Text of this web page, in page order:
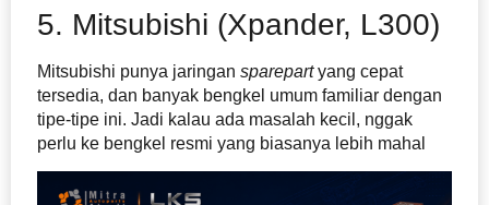
5. Mitsubishi (Xpander, L300)
Mitsubishi punya jaringan sparepartyang cepat
tersedia, dan banyak bengkel umum familiar dengan
tipe-tipe ini. Jadi kalau ada masalah kecil, nggak
perlu ke bengkel resmi yang biasanya lebih mahal